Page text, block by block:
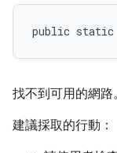
public
找不到可用的網路。
建議採取的行動：